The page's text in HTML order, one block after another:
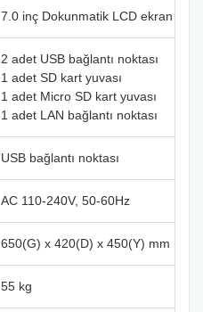
7.0 inç Dokunmatik LCD ekran
2 adet USB bağlantı noktası
1 adet SD kart yuvası
1 adet Micro SD kart yuvası
1 adet LAN bağlantı noktası
USB bağlantı noktası
AC 110-240V, 50-60Hz
650(G) x 420(D) x 450(Y) mm
55 kg